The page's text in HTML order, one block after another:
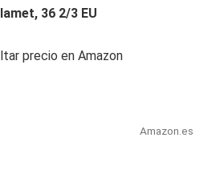
36 2/3 EU
precio en Amazon
Amazon.es